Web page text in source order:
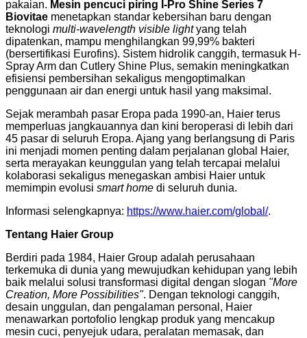
pakaian. Mesin pencuci piring I-Pro Shine Series 7
Biovitae menetapkan standar kebersihan baru dengan
teknologi multi-wavelength visible lightyang telah
dipatenkan, mampu menghilangkan 99,99% bakteri
(bersertifikasi Eurofins). Sistem hidrolik canggih, termasuk H-
Spray Arm dan Cutlery Shine Plus, semakin meningkatkan
efisiensi pembersihan sekaligus mengoptimalkan
penggunaan air dan energi untuk hasil yang maksimal.
Sejak merambah pasar Eropa pada 1990-an, Haier terus
memperluas jangkauannya dan kini beroperasi di lebih dari
45 pasar di seluruh Eropa. Ajang yang berlangsung di Paris
ini menjadi momen penting dalam perjalanan global Haier,
serta merayakan keunggulan yang telah tercapai melalui
kolaborasi sekaligus menegaskan ambisi Haier untuk
memimpin evolusi smart home di seluruh dunia.
Informasi selengkapnya: https://www.haier.com/global/.
Tentang Haier Group
Berdiri pada 1984, Haier Group adalah perusahaan
terkemuka di dunia yang mewujudkan kehidupan yang lebih
baik melalui solusi transformasi digital dengan slogan "More
Creation, More Possibilities". Dengan teknologi canggih,
desain unggulan, dan pengalaman personal, Haier
menawarkan portofolio lengkap produk yang mencakup
mesin cuci, penyejuk udara, peralatan memasak, dan